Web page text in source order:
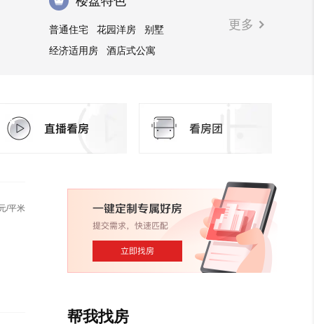
普通住宅 花园洋房
别墅
经济适用房
酒店式公寓
更多
/平米
帮我找房